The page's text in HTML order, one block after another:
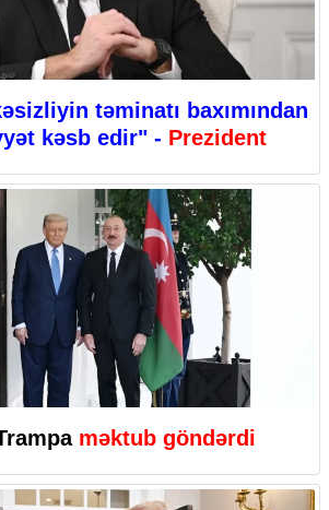
təminatı baxımından
kəsb edir" - Prezident
məktub göndərdi